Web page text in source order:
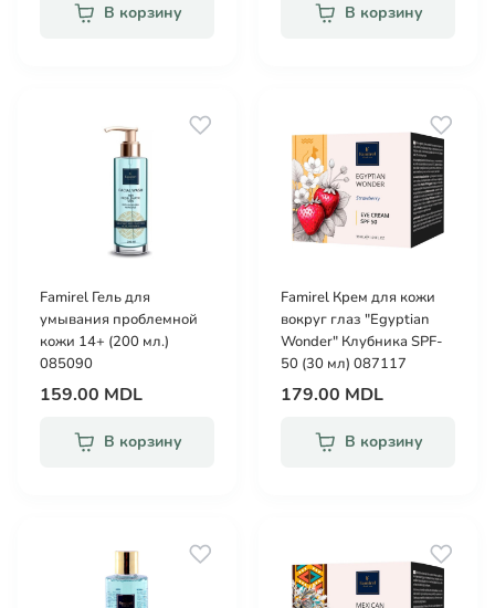
В корзину В корзину
Famirel Гель для
умывания проблемной
кожи 14+ (200 мл.)
085090
159.00 MDL
В корзину
Famirel Крем для кожи
вокруг глаз "Egyptian
Wonder" Клубника SPF-
50 (30 мл) 087117
179.00 MDL
В корзину